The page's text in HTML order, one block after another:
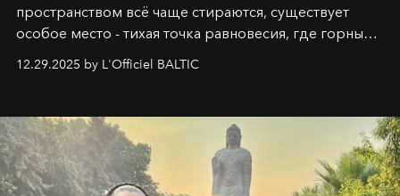
пространством всё чаще стираются, существует
особое место - тихая точка равновесия, где горные
вершины Швейцарии встречаются с бездонными
глубинами человеческой души. Здесь, на стыке
Ольга Потапова - женщина, чей путь от поиска
истины превратился в искусство превращения
человеческих кризисов в возможности для
возрождения.
12.29.2025 by L'Officiel BALTIC